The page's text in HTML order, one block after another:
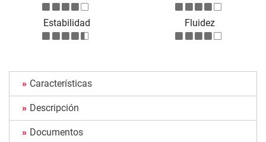
Estabilidad Fluidez
Características
Descripción
Documentos